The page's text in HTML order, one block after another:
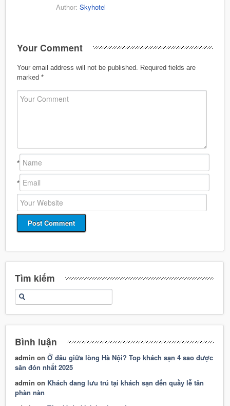
Author: Skyhotel
Your Comment
Your email address will not be published.
Required fields are
marked *
*
*
Tìm kiếm
Bình luận
admin onỞ đâu giữa lòng Hà Nội? Top khách sạn 4 sao được
săn đón nhất 2025
admin on Khách đang lưu trú tại khách sạn đến quầy lễ tân
phàn nàn